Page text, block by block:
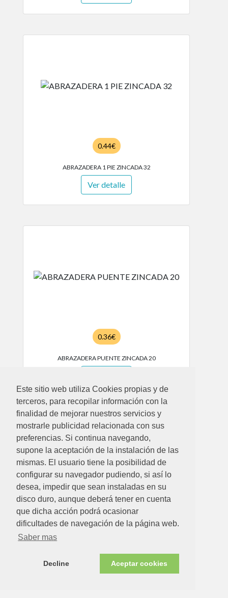
Este sitio web utiliza Cookies propias y de
terceros, para recopilar información con la
finalidad de mejorar nuestros servicios y
mostrarle publicidad relacionada con sus
preferencias. Si continua navegando,
supone la aceptación de la instalación de las
mismas. El usuario tiene la posibilidad de
configurar su navegador pudiendo, si así lo
desea, impedir que sean instaladas en su
disco duro, aunque deberá tener en cuenta
que dicha acción podrá ocasionar
dificultades de navegación de la página web.
Saber mas
Decline Aceptar cookies
0.44€
ABRAZADERA 1 PIE ZINCADA 32
Ver detalle
0.36€
ABRAZADERA PUENTE ZINCADA 20
0.32€
Ver detalle